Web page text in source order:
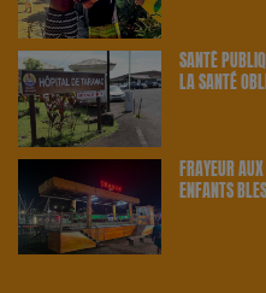
SANTÉ
LA SANTÉ
FRAYEUR
ENFANTS